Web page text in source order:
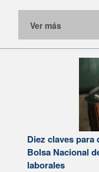
Ver más
Diez claves
Bolsa Nacional
laborales